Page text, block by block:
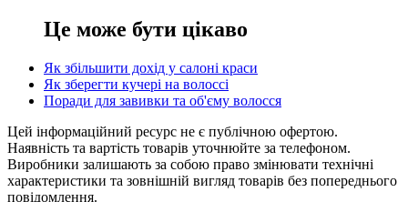
Це може бути цікаво
Як збільшити дохід у салоні краси
Як зберегти кучері на волоссі
Поради для завивки та об'єму волосся
Цей інформаційний ресурс не є публічною офертою.
Наявність та вартість товарів уточнюйте за телефоном.
Виробники залишають за собою право змінювати технічні
характеристики та зовнішній вигляд товарів без попереднього
повідомлення.